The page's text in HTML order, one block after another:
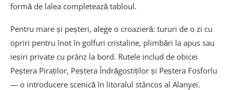
formă de lalea completează tabloul.
Pentru mare și peșteri, alege o croazieră: tururi de o zi cu
opriri pentru înot în golfuri cristaline, plimbări la apus sau
ieșiri private cu prânz la bord. Rutele includ de obicei
Peștera Piraților, Peștera Îndrăgostiților și Peștera Fosforlu
— o introducere scenică în litoralul stâncos al Alanyei.